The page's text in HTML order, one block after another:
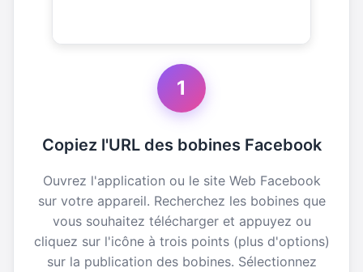
1
Copiez l'URL des bobines Facebook
Ouvrez l'application ou le site Web Facebook
sur votre appareil. Recherchez les bobines que
vous souhaitez télécharger et appuyez ou
cliquez sur l'icône à trois points (plus d'options)
sur la publication des bobines. Sélectionnez